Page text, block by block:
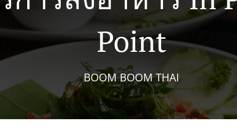
Point
BOOM BOOM THAI